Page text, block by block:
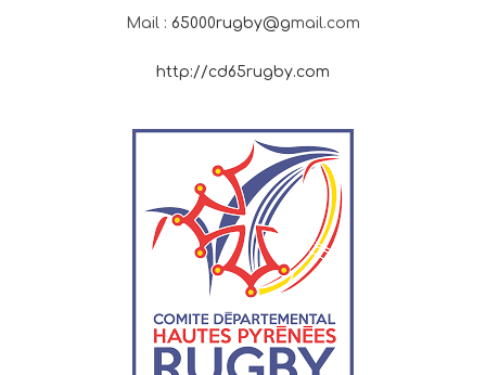
Mail : 65000rugby@gmail.com
http://cd65rugby.com